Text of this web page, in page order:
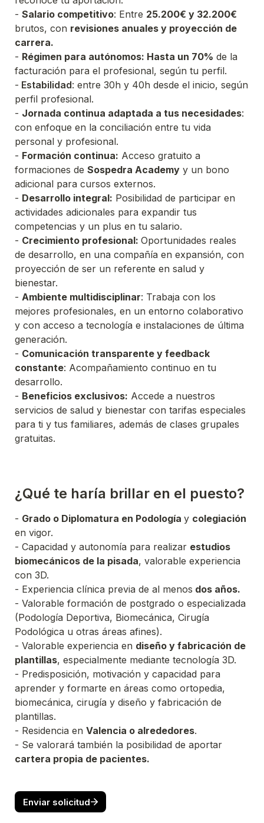
- Salario competitivo: Entre 25.200€ y 32.200€
brutos, con revisiones anuales y proyección de
carrera.
- Régimen para autónomos: Hasta un 70% de la
facturación para el profesional, según tu perfil.
- Estabilidad: entre 30h y 40h desde el inicio, según
perfil profesional.
- Jornada continua adaptada a tus necesidades:
con enfoque en la conciliación entre tu vida
- Formación continua: Acceso gratuito a
formaciones de Sospedra Academy y un bono
- Desarrollo integral: Posibilidad de participar en
actividades adicionales para expandir tus
- Crecimiento profesional: Oportunidades reales
de desarrollo, en una compañía en expansión, con
proyección de ser un referente en salud y
- Ambiente multidisciplinar: Trabaja con los
mejores profesionales, en un entorno colaborativo
y con acceso a tecnología e instalaciones de última
- Comunicación transparente y feedback
constante: Acompañamiento continuo en tu
- Beneficios exclusivos: Accede a nuestros
servicios de salud y bienestar con tarifas especiales
para ti y tus familiares, además de clases grupales
gratuitas.
- Grado o Diplomatura en Podología y
- Capacidad y autonomía para realizar estudios
biomecánicos de la pisada, valorable experiencia
- Experiencia clínica previa de al menos dos años.
- Valorable formación de postgrado o especializada
(Podología Deportiva, Biomecánica, Cirugía
- Valorable experiencia en diseño y fabricación de
plantillas
- Predisposición, motivación y capacidad para
aprender y formarte en áreas como ortopedia,
biomecánica, cirugía y diseño y fabricación de
- Residencia en Valencia o alrededores
- Se valorará también la posibilidad de aportar
cartera propia de pacientes.
Enviar solicitud